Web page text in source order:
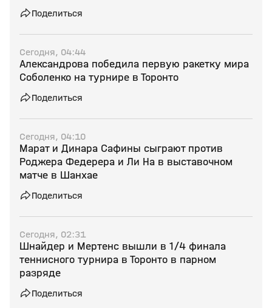
Поделиться
Сегодня, 04:44
Александрова победила первую ракетку мира
Соболенко на турнире в Торонто
Поделиться
Сегодня, 04:10
Марат и Динара Сафины сыграют против
Роджера Федерера и Ли На в выставочном
матче в Шанхае
Поделиться
Сегодня, 02:31
Шнайдер и Мертенс вышли в 1/4 финала
теннисного турнира в Торонто в парном
разряде
Поделиться